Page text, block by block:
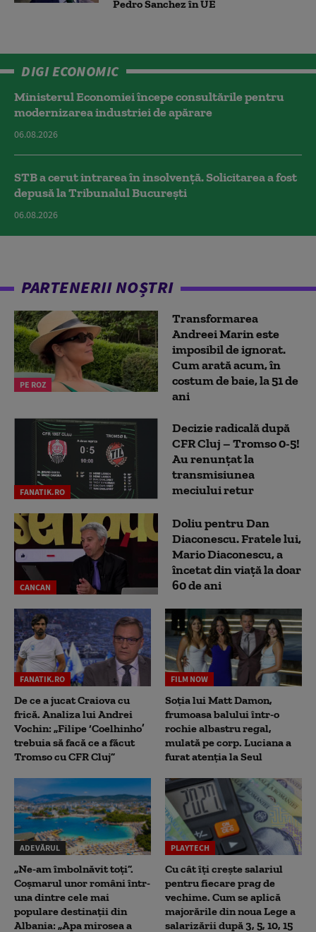
Pedro Sanchez în UE
DIGI ECONOMIC
Ministerul Economiei începe consultările pentru
modernizarea industriei de apărare
06.08.2026
STB a cerut intrarea în insolvență. Solicitarea a fost
depusă la Tribunalul București
06.08.2026
PARTENERII NOȘTRI
PE ROZ
Transformarea
Andreei Marin este
imposibil de ignorat.
Cum arată acum, în
costum de baie, la 51 de
ani
FANATIK.RO
Decizie radicală după
CFR Cluj – Tromso 0-5!
Au renunțat la
transmisiunea
meciului retur
CANCAN
Doliu pentru Dan
Diaconescu. Fratele lui,
Mario Diaconescu, a
încetat din viață la doar
60 de ani
FANATIK.RO
De ce a jucat Craiova cu
frică. Analiza lui Andrei
Vochin: „Filipe ‘Coelhinho’
trebuia să facă ce a făcut
Tromso cu CFR Cluj”
FILM NOW
Soția lui Matt Damon,
frumoasa balului într-o
rochie albastru regal,
mulată pe corp. Luciana a
furat atenția la Seul
ADEVĂRUL
„Ne-am îmbolnăvit toți”.
Coșmarul unor români într-
una dintre cele mai
populare destinații din
Albania: „Apa mirosea a
PLAYTECH
Cu cât îți crește salariul
pentru fiecare prag de
vechime. Cum se aplică
majorările din noua Lege a
salarizării după 3, 5, 10, 15